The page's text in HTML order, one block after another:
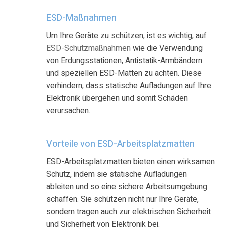
ESD-Maßnahmen
Um Ihre Geräte zu schützen, ist es wichtig, auf
ESD-Schutzmaßnahmen wie die Verwendung
von Erdungsstationen, Antistatik-Armbändern
und speziellen ESD-Matten zu achten. Diese
verhindern, dass statische Aufladungen auf Ihre
Elektronik übergehen und somit Schäden
verursachen.
Vorteile von ESD-Arbeitsplatzmatten
ESD-Arbeitsplatzmatten bieten einen wirksamen
Schutz, indem sie statische Aufladungen
ableiten und so eine sichere Arbeitsumgebung
schaffen. Sie schützen nicht nur Ihre Geräte,
sondern tragen auch zur elektrischen Sicherheit
und Sicherheit von Elektronik bei.